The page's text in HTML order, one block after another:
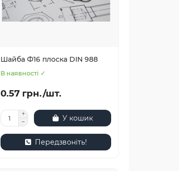
Шайба Ф16 плоска DIN 988
В наявності ✓
0.57 грн./шт.
У кошик
Передзвоніть!